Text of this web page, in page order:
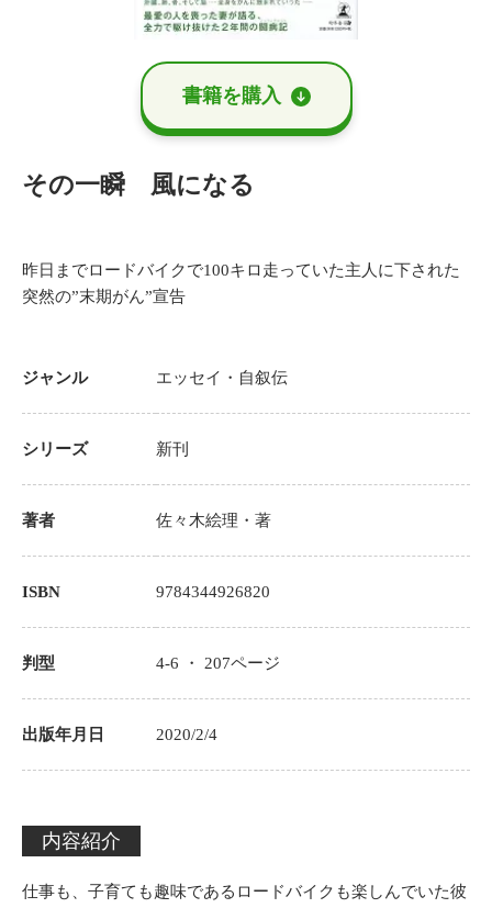
書籍を購⼊
その一瞬 風になる
昨日までロードバイクで100キロ走っていた主人に下された
突然の”末期がん”宣告
ジャンル エッセイ・自叙伝
シリーズ 新刊
著者 佐々木絵理 ・著
ISBN 9784344926820
判型 4-6 ・ 207ページ
出版年月日 2020/2/4
内容紹介
仕事も、子育ても趣味であるロードバイクも楽しんでいた彼